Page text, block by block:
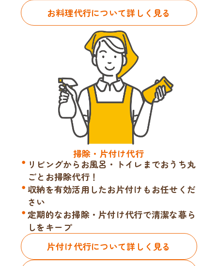
お料理代行について詳しく見る
掃除・片付け代行
リビングからお風呂・トイレまでおうち丸
ごとお掃除代行！
収納を有効活用したお片付けもお任せくだ
さい
定期的なお掃除・片付け代行で清潔な暮ら
しをキープ
片付け代行について詳しく見る